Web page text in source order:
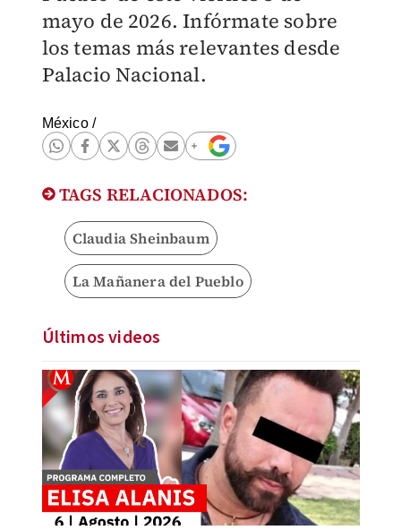
mayo de 2026. Infórmate sobre
los temas más relevantes desde
Palacio Nacional.
México/
TAGS RELACIONADOS:
Claudia Sheinbaum
La Mañanera del Pueblo
Últimos videos